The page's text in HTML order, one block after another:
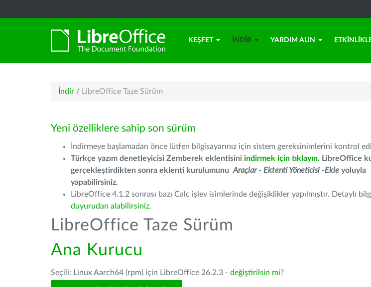
KEŞFET İNDIR YARDIM ALIN
İndir / LibreOffice Taze Sürüm
Yeni özelliklere sahip son sürüm
İndirmeye başlamadan önce lütfen bilgisayarınız için sistem gereksinimlerini kontrol
Türkçe yazım denetleyicisi Zemberek eklentisini indirmek için tıklayın. LibreOffice
gerçekleştirdikten sonra eklenti kurulumunu Araçlar - Ektenti Yöneticisi -Ekle yoluyla
yapabilirsiniz.
LibreOffice 4.1.2 sonrası bazı Calc işlev isimlerinde değişiklikler yapılmıştır. Detaylı
duyurudan alabilirsiniz.
LibreOffice Taze Sürüm
Ana Kurucu
Seçili: Linux Aarch64 (rpm) için LibreOffice 26.2.3 - değiştirilsin mi?